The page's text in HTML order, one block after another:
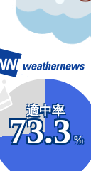
適中率
73.3
%